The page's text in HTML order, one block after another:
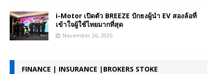
i-Motor เปิดตัว BREEZE ปักธงผู้นำ EV สองล้อที่
เข้าใจผู้ใช้ไทยมากที่สุด
November 26, 2025
FINANCE | INSURANCE |BROKERS STOKE